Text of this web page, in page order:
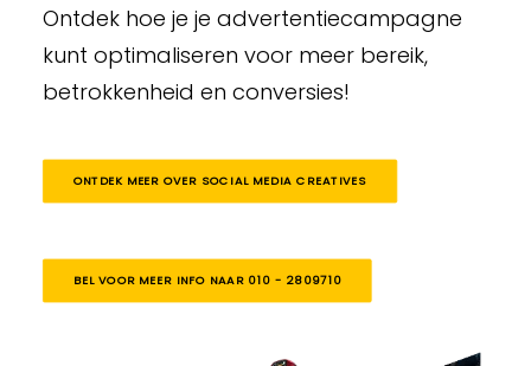
Ontdek hoe je je advertentiecampagne
kunt optimaliseren voor meer bereik,
betrokkenheid en conversies!
ONTDEK MEER OVER SOCIAL MEDIA CREATIVES
BEL VOOR MEER INFO NAAR 010 - 2809710